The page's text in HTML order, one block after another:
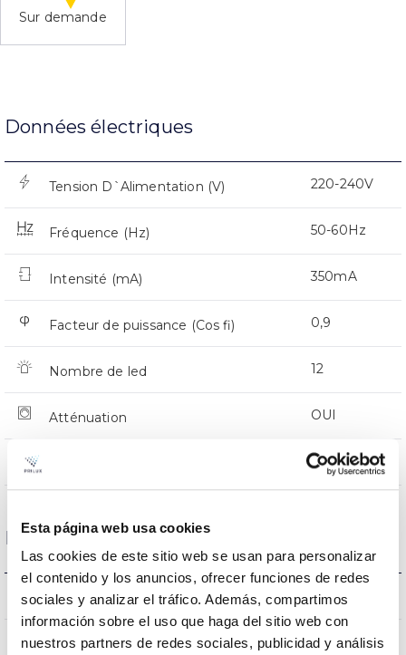
Esta página web usa cookies
Las cookies de este sitio web se usan para personalizar
el contenido y los anuncios, ofrecer funciones de redes
sociales y analizar el tráfico. Además, compartimos
información sobre el uso que haga del sitio web con
nuestros partners de redes sociales, publicidad y análisis
Sur demande
Données électriques
Tension D`Alimentation (V) 220-240V
Fréquence (Hz) 50-60Hz
Intensité (mA) 350mA
Facteur de puissance (Cos fi) 0,9
Nombre de led 12
Atténuation OUI
CMR
Dimensions et montage
Dimensions 318 a 408x116mm
Empalmable NON